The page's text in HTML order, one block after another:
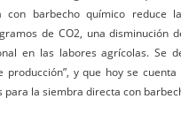
con barbecho químico reduce
de CO2, una disminución
en las labores agrícolas. Se
producción”, y que hoy se
para la siembra directa con